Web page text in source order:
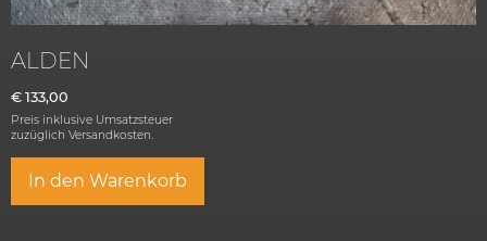
ALDEN
€ 133,00
Preis inklusive Umsatzsteuer
zuzüglich Versandkosten.
In den Warenkorb